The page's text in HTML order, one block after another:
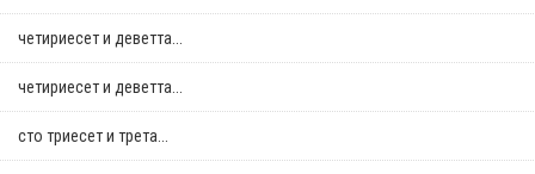
четириесет и деветта...
четириесет и деветта...
сто триесет и трета...